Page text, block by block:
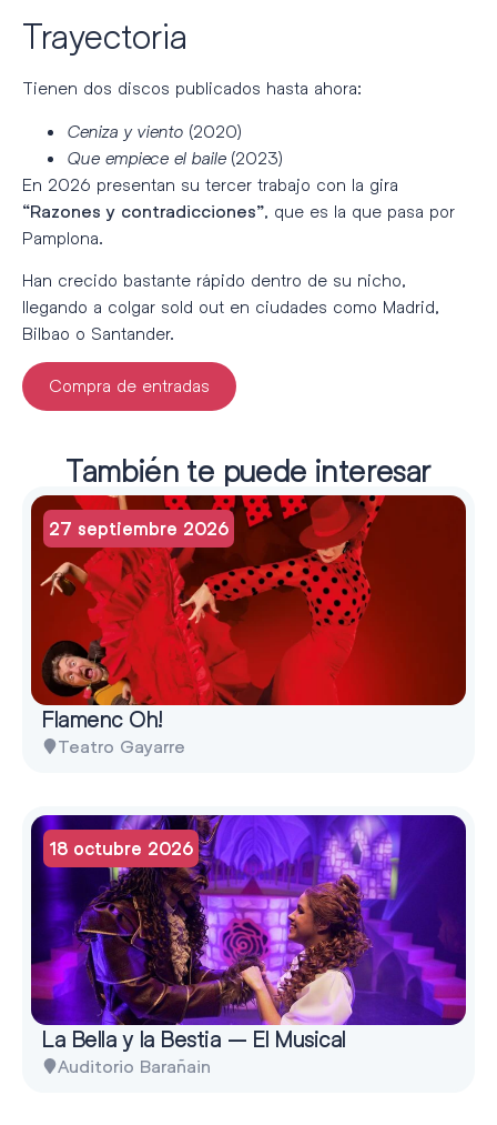
Trayectoria
Tienen dos discos publicados hasta ahora:
Ceniza y viento (2020)
Que empiece el baile(2023)
En 2026 presentan su tercer trabajo con la gira
“Razones y contradicciones” , que es la que pasa por
Pamplona.
Han crecido bastante rápido dentro de su nicho,
llegando a colgar sold out en ciudades como Madrid,
Bilbao o Santander.
Compra de entradas
También te puede interesar
27 septiembre 2026
Flamenc Oh!
Teatro Gayarre
18 octubre 2026
La Bella y la Bestia – El Musical
Auditorio Barañain